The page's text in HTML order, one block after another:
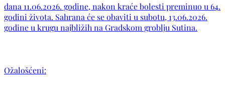
dana 11.06.2026. godine, nakon kraće bolesti preminuo u 64.
godini života. Sahrana će se obaviti u subotu, 13.06.2026.
godine u krugu najbližih na Gradskom groblju Sutina.
Ožalošćeni: